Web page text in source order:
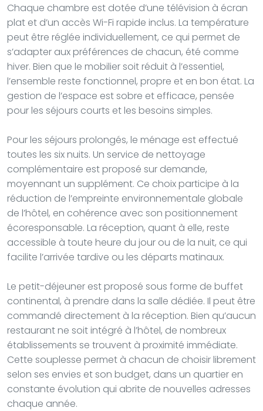
Chaque chambre est dotée d’une télévision à écran
plat et d’un accès Wi-Fi rapide inclus. La température
peut être réglée individuellement, ce qui permet de
s’adapter aux préférences de chacun, été comme
hiver. Bien que le mobilier soit réduit à l’essentiel,
l’ensemble reste fonctionnel, propre et en bon état. La
gestion de l’espace est sobre et efficace, pensée
pour les séjours courts et les besoins simples.
Pour les séjours prolongés, le ménage est effectué
toutes les six nuits. Un service de nettoyage
complémentaire est proposé sur demande,
moyennant un supplément. Ce choix participe à la
réduction de l’empreinte environnementale globale
de l’hôtel, en cohérence avec son positionnement
écoresponsable. La réception, quant à elle, reste
accessible à toute heure du jour ou de la nuit, ce qui
facilite l’arrivée tardive ou les départs matinaux.
Le petit-déjeuner est proposé sous forme de buffet
continental, à prendre dans la salle dédiée. Il peut être
commandé directement à la réception. Bien qu’aucun
restaurant ne soit intégré à l’hôtel, de nombreux
établissements se trouvent à proximité immédiate.
Cette souplesse permet à chacun de choisir librement
selon ses envies et son budget, dans un quartier en
constante évolution qui abrite de nouvelles adresses
chaque année.